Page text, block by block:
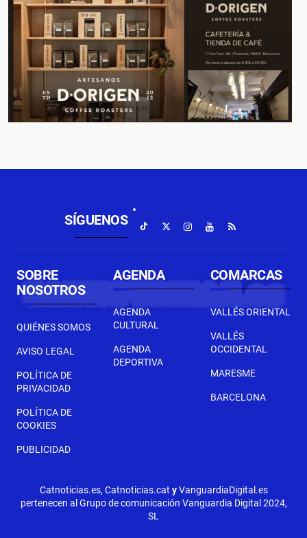
SÍGUENOS
SOBRE
NOSOTROS
QUIÉNES SOMOS
AVISO LEGAL
POLÍTICA DE
PRIVACIDAD
POLÍTICA DE
COOKIES
PUBLICIDAD
AGENDA
AGENDA
CULTURAL
AGENDA
DEPORTIVA
COMARCAS
VALLÉS ORIENTAL
VALLÉS
OCCIDENTAL
MARESME
BARCELONA
Catnoticias.es, Catnoticias.cat yVanguardiaDigital.es
pertenecen al Grupo de comunicación Vanguardia Digital 2024,
SL